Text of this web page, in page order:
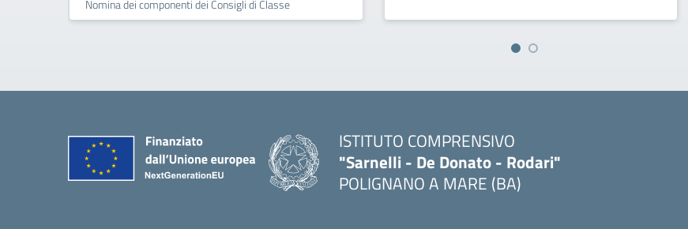
Nomina dei componenti dei Consigli di Classe
ISTITUTO COMPRENSIVO
"Sarnelli - De Donato - Rodari"
POLIGNANO A MARE (BA)